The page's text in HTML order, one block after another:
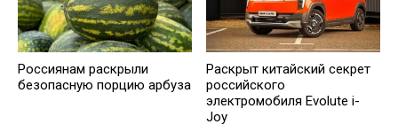
Россиянам раскрыли
безопасную порцию арбуза
Раскрыт китайский секрет
российского
электромобиля Evolute i-
Joy